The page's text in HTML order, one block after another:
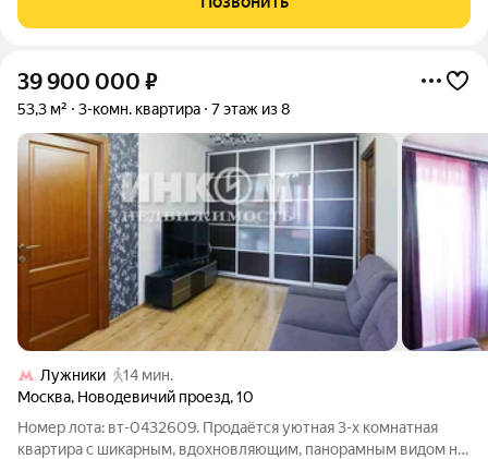
гардеробной, две
39 900 000 ₽
53,3 м² 3-комн. квартира 7 этаж из 8
Лужники
14 мин.
Москва, Новодевичий проезд,10
Номер лота: вт-0432609. Продаётся уютная 3-х комнатная
квартира с шикарным, вдохновляющим, панорамным видом на